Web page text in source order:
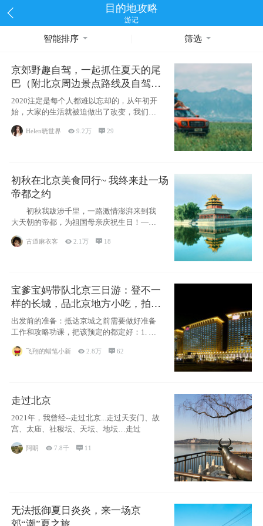
目的地攻略
游记
智能排序 筛选
京郊野趣自驾，一起抓住夏天的尾
巴（附北京周边景点路线及自驾攻
略）
2020注定是每个人都难以忘却的，从年初开
始，大家的生活就被迫做出了改变，我们也
不例外。本来双双辞职是为
Helen晓世界 9.2万 29
初秋在北京美食同行~ 我终来赴一场
帝都之约
初秋我跋涉千里，一路激情澎湃来到我
大天朝的帝都，为祖国母亲庆祝生日！——
古道麻衣客 2.1万  18
宝爹宝妈带队北京三日游：登不一
样的长城，品北京地方小吃，拍盘
古七星夜景！
出发前的准备：抵达京城之前需要做好准备
工作和攻略功课，把该预定的都定好：1. 酒
飞翔的蜡笔小新 2.8万 62
走过北京
2021年，我曾经--走过北京...走过天安门、故
宫、太庙、社稷坛、天坛、地坛…走过
阿眀 7.8千  11
无法抵御夏日炎炎，来一场京